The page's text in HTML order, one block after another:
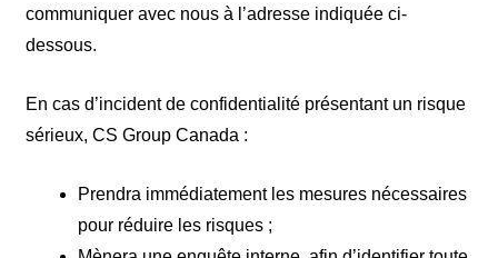
communiquer avec nous à l’adresse indiquée ci-
dessous.
En cas d’incident de confidentialité présentant un risque
sérieux, CS Group Canada :
Prendra immédiatement les mesures nécessaires
pour réduire les risques ;